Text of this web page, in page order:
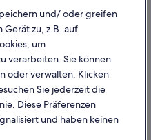
und/ oder greifen
zu, z.B. auf
um
verarbeiten. Sie können
oder verwalten. Klicken
Sie jederzeit die
Diese Präferenzen
und haben keinen